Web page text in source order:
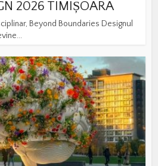
2026 TIMIȘOARA
Beyond Boundaries Designul